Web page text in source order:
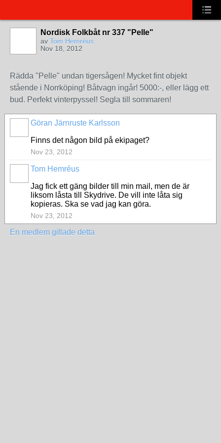
Nordisk Folkbåt nr 337 "Pelle"
av Tom Hemréus
Nov 18, 2012
Rädda "Pelle" undan tigersågen! Mycket fint objekt
stående i Norrköping! Båtvagn ingår! 5000:-, eller lägg ett
bud. Perfekt vinterpyssel! Segla till sommaren!
Göran Järnruste Karlsson
Finns det någon bild på ekipaget?
Nov 23, 2012
Tom Hemréus
Jag fick ett gäng bilder till min mail, men de är
liksom låsta till Skydrive. De vill inte låta sig
kopieras. Ska se vad jag kan göra.
Nov 23, 2012
En medlem gillade detta